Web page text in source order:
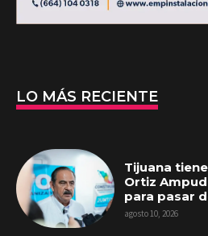
LO MÁS RECIENTE
Tijuana
Ortiz
para pasar
agosto 10, 2026